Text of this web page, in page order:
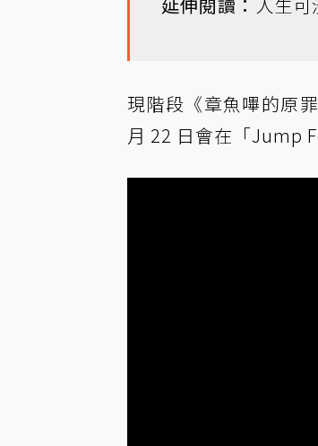
現階段《章魚嗶的原
月 22 日會在「Jump